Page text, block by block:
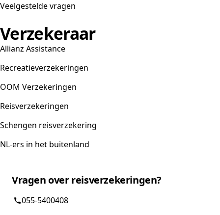
Veelgestelde vragen
Verzekeraar
Allianz Assistance
Recreatieverzekeringen
OOM Verzekeringen
Reisverzekeringen
Schengen reisverzekering
NL-ers in het buitenland
Vragen over reisverzekeringen?
055-5400408